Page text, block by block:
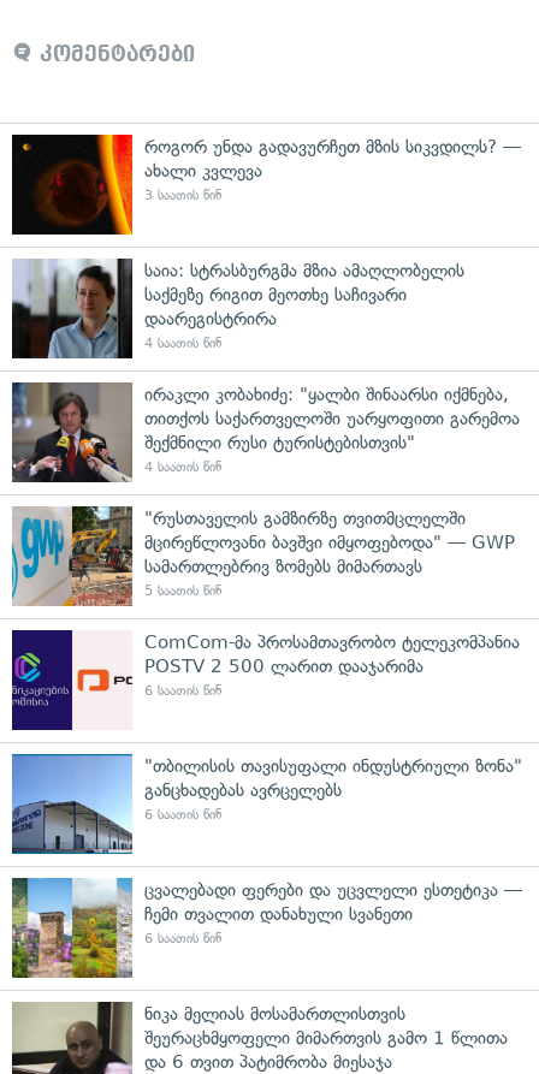
კომენტარები
როგორ უნდა გადავურჩეთ მზის სიკვდილს? —
ახალი კვლევა
3 საათის წინ
საია: სტრასბურგმა მზია ამაღლობელის
საქმეზე რიგით მეოთხე საჩივარი
დაარეგისტრირა
4 საათის წინ
ირაკლი კობახიძე: "ყალბი შინაარსი იქმნება,
თითქოს საქართველოში უარყოფითი გარემოა
შექმნილი რუსი ტურისტებისთვის"
4 საათის წინ
"რუსთაველის გამზირზე თვითმცლელში
მცირეწლოვანი ბავშვი იმყოფებოდა" — GWP
სამართლებრივ ზომებს მიმართავს
5 საათის წინ
ComCom-მა პროსამთავრობო ტელეკომპანია
POSTV 2 500 ლარით დააჯარიმა
6 საათის წინ
"თბილისის თავისუფალი ინდუსტრიული ზონა"
განცხადებას ავრცელებს
6 საათის წინ
ცვალებადი ფერები და უცვლელი ესთეტიკა —
ჩემი თვალით დანახული სვანეთი
6 საათის წინ
ნიკა მელიას მოსამართლისთვის
შეურაცხმყოფელი მიმართვის გამო 1 წლითა
და 6 თვით პატიმრობა მიესაჯა